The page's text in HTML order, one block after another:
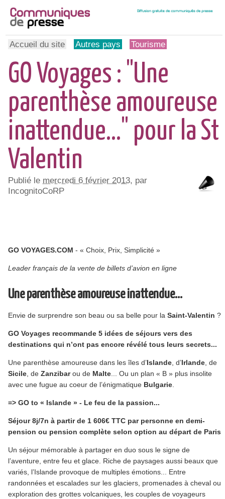
Accueil du site Autres pays Tourisme
GO Voyages : "Une
parenthèse amoureuse
inattendue..." pour la St
Valentin
Publié le mercredi 6 février 2013, par
IncognitoCoRP
GO VOYAGES.COM - « Choix, Prix, Simplicité »
Leader français de la vente de billets d’avion en ligne
Une parenthèse amoureuse inattendue...
Envie de surprendre son beau ou sa belle pour laSaint-Valentin ?
GO Voyages recommande 5 idées de séjours vers des
destinations qui n’ont pas encore révélé tous leurs secrets...
Une parenthèse amoureuse dans les îles d’Islande , d’Irlande , de
Sicile , deZanzibarou de Malte ... Ou un plan « B » plus insolite
avec une fugue au coeur de l’énigmatique Bulgarie
=> GO to « Islande » - Le feu de la passion...
Séjour 8j/7n à partir de 1 606€ TTC par personne en demi-
pension ou pension complète selon option au départ de Paris.
Un séjour mémorable à partager en duo sous le signe de
l’aventure, entre feu et glace. Riche de paysages aussi beaux que
variés, l’Islande provoque de multiples émotions... Entre
randonnées et escalades sur les glaciers, promenades à cheval ou
exploration des grottes volcaniques, les couples de voyageurs